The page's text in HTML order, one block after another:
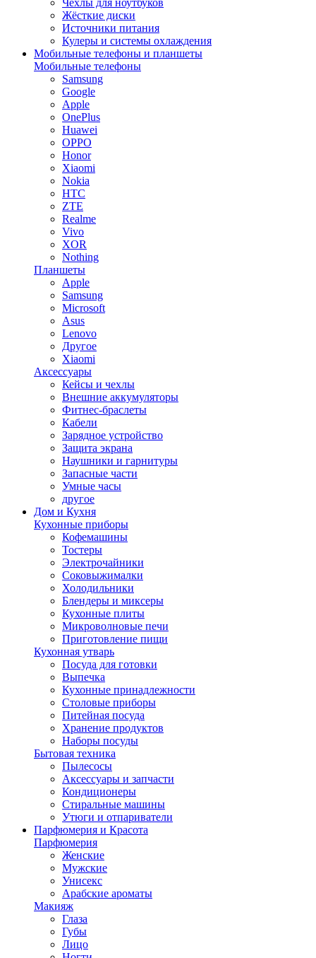
Чехлы для ноутбуков
Жёсткие диски
Источники питания
Кулеры и системы охлаждения
Мобильные телефоны и планшеты
Мобильные телефоны
Samsung
Google
Apple
OnePlus
Huawei
OPPO
Honor
Xiaomi
Nokia
HTC
ZTE
Realme
Vivo
XOR
Nothing
Планшеты
Apple
Samsung
Microsoft
Asus
Lenovo
Другое
Xiaomi
Аксессуары
Кейсы и чехлы
Внешние аккумуляторы
Фитнес-браслеты
Кабели
Зарядное устройство
Защита экрана
Наушники и гарнитуры
Запасные части
Умные часы
другое
Дом и Кухня
Кухонные приборы
Кофемашины
Тостеры
Электрочайники
Соковыжималки
Холодильники
Блендеры и миксеры
Кухонные плиты
Микроволновые печи
Приготовление пищи
Кухонная утварь
Посуда для готовки
Выпечка
Кухонные принадлежности
Столовые приборы
Питейная посуда
Хранение продуктов
Наборы посуды
Бытовая техника
Пылесосы
Аксессуары и запчасти
Кондиционеры
Стиральные машины
Утюги и отпариватели
Парфюмерия и Красота
Парфюмерия
Женские
Мужские
Унисекс
Арабские ароматы
Макияж
Глаза
Губы
Лицо